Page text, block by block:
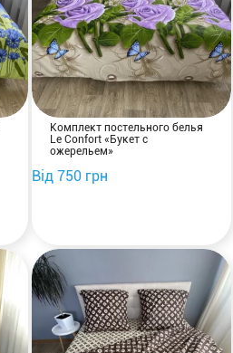
Комплект постельного белья
Le Confort «Букет с
ожерельем»
Від 750 грн